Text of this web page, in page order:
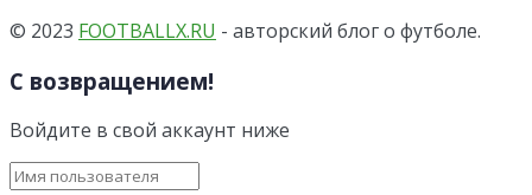
© 2023 FOOTBALLX.RU - авторский блог о футболе.
С возвращением!
Войдите в свой аккаунт ниже